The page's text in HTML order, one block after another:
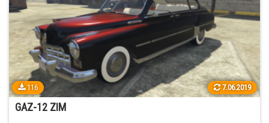
Jaguar31
Jeep40
Kenworth1
Kia 24
116 7.06.2019
GAZ-12 ZIM